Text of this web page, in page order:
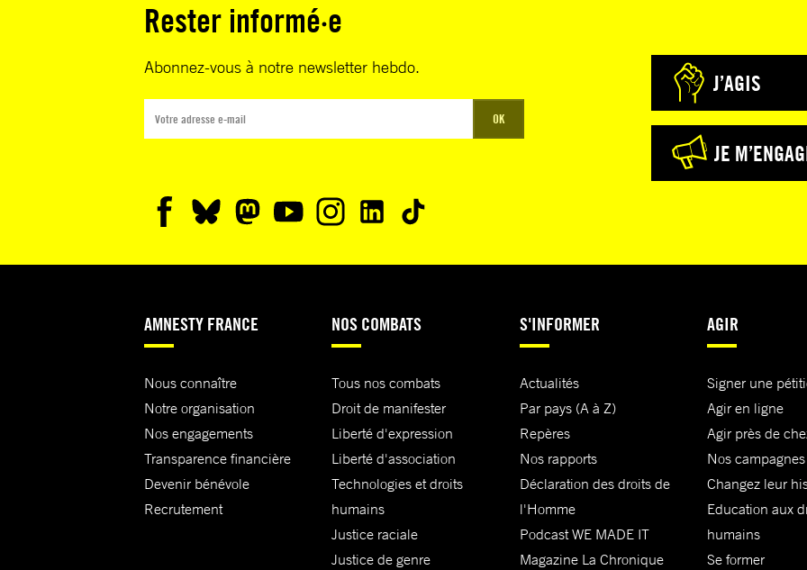
Rester informé·e
Abonnez-vous à notre newsletter hebdo.
OK
J’AGIS
JE
AMNESTY FRANCE
Nous connaître
Notre organisation
Nos engagements
Transparence financière
Devenir bénévole
Recrutement
NOS COMBATS
Tous nos combats
Droit de manifester
Liberté d'expression
Liberté d'association
Technologies et droits
humains
Justice raciale
Justice de genre
S'INFORMER
Actualités
Par pays (A à Z)
Repères
Nos rapports
Déclaration des droits de
l'Homme
Podcast WE MADE IT
Magazine La Chronique
AGIR
Signer une
Agir en ligne
Agir près de
Nos campagnes
Changez leur
Education aux
humains
Se former